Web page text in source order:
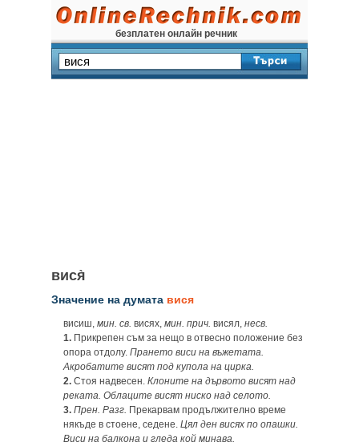
безплатен онлайн речник
вися̀
Значение на думата вися
висиш, мин. св. висях, мин. прич. висял, несв.
1. Прикрепен съм за нещо в отвесно положение без
опора отдолу. Прането виси на въжетата.
Акробатите висят под купола на цирка.
2. Стоя надвесен. Клоните на дървото висят над
реката. Облаците висят ниско над селото.
3. Прен. Разг. Прекарвам продължително време
някъде в стоене, седене. Цял ден висях по опашки.
Виси на балкона и гледа кой минава.